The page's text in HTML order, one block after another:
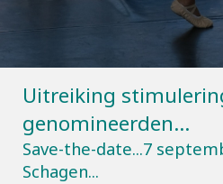
Uitreiking
genomineerden...
Save-the-date...7
Schagen...